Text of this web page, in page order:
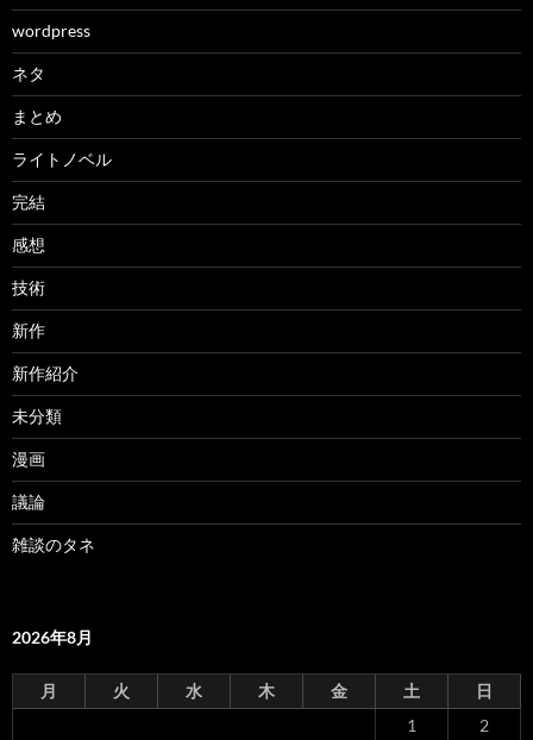
wordpress
ネタ
まとめ
ライトノベル
完結
感想
技術
新作
新作紹介
未分類
漫画
議論
雑談のタネ
2026年8月
月 火 水 木 金 土
日
1
2